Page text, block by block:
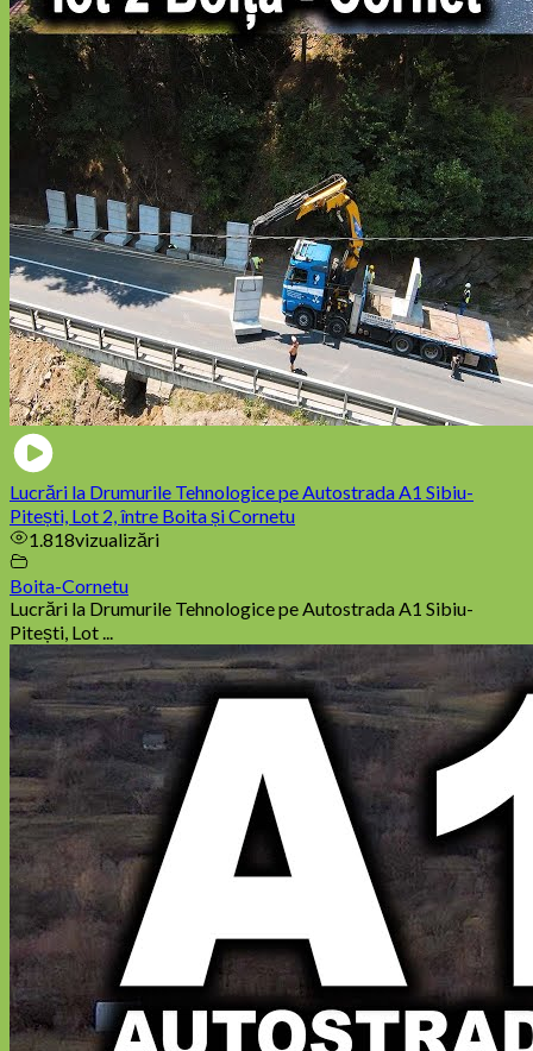
Lucrări la Drumurile Tehnologice pe Autostrada A1 Sibiu-
Pitești, Lot 2, între Boita și Cornetu
1.818vizualizări
Boita-Cornetu
Lucrări la Drumurile Tehnologice pe Autostrada A1 Sibiu-
Pitești, Lot ...